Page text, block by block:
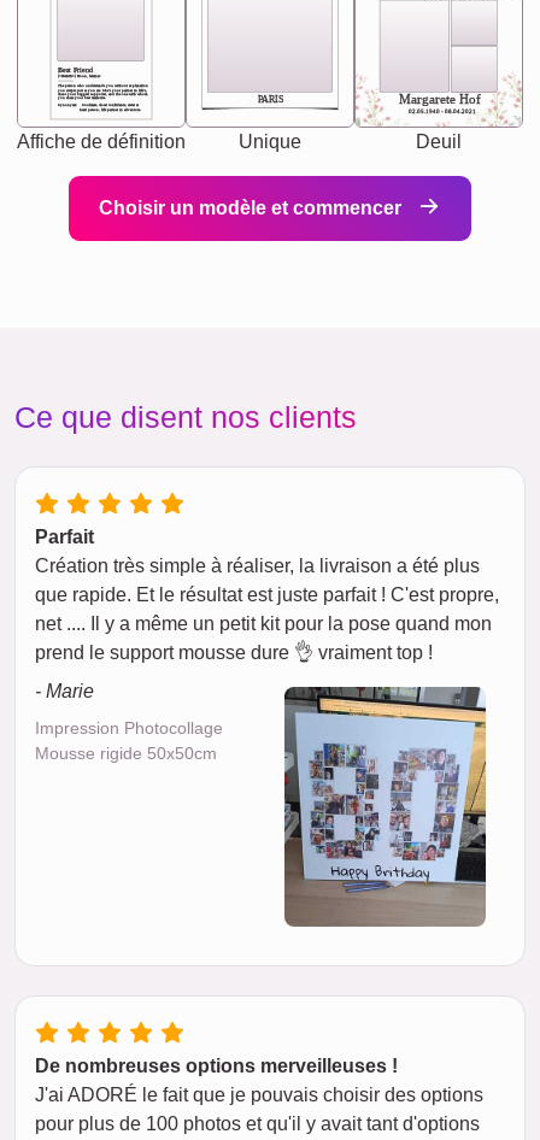
Best Friend
[<NAME>] Noun, feminie
Synonyms: Soulmate, closet confidante, sister at
heart person, life partner in adventure.
The person who understands you without explanation
you accepts just as you are. She's your partner in life's,
chaos your biggest supporter, and the one with whom
you share your best memories.
Affiche de définition
PARIS
Unique
Margarete Hof
02.05.1940 - 08.04.2021
Deuil
Choisir un modèle et commencer
Ce que disent nos clients
Parfait
Création très simple à réaliser, la livraison a été plus
que rapide. Et le résultat est juste parfait ! C'est propre,
net .... Il y a même un petit kit pour la pose quand mon
prend le support mousse dure 👌 vraiment top !
- Marie
Impression Photocollage
Mousse rigide 50x50cm
De nombreuses options merveilleuses !
J'ai ADORÉ le fait que je pouvais choisir des options
pour plus de 100 photos et qu'il y avait tant d'options